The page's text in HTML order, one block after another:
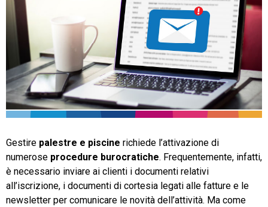
Fatturazione
Financial Solutions
HR
Trust Services
TeamSystem Store
Gestire palestre e piscine richiede l’attivazione di
numerose procedure burocratiche. Frequentemente, infatti,
è necessario inviare ai clienti i documenti relativi
all’iscrizione, i documenti di cortesia legati alle fatture e le
newsletter per comunicare le novità dell’attività. Ma come